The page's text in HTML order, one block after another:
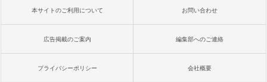
本サイトのご利用について お問い合わせ
広告掲載のご案内 編集部へのご連絡
プライバシーポリシー 会社概要